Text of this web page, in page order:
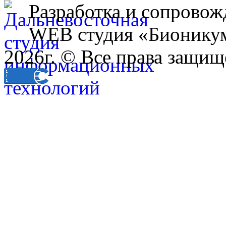
Разработка и
WEB студия
2026г. © Все права